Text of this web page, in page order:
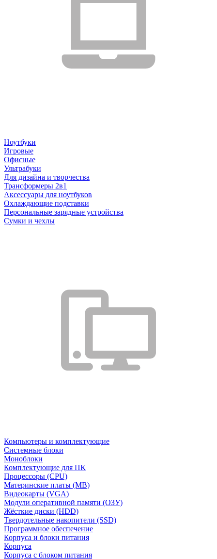
Ноутбуки
Игровые
Офисные
Ультрабуки
Для дизайна и творчества
Трансформеры 2в1
Аксессуары для ноутбуков
Охлаждающие подставки
Персональные зарядные устройства
Сумки и чехлы
Компьютеры и комплектующие
Системные блоки
Моноблоки
Комплектующие для ПК
Процессоры (CPU)
Материнские платы (MB)
Видеокарты (VGA)
Модули оперативной памяти (ОЗУ)
Жёсткие диски (HDD)
Твердотельные накопители (SSD)
Программное обеспечение
Корпуса и блоки питания
Корпуса
Корпуса с блоком питания